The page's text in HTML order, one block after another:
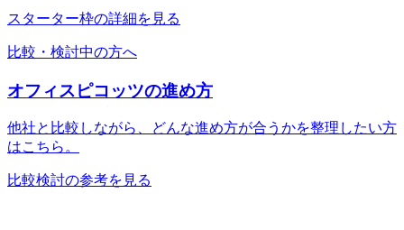
スターター枠の詳細を見る
比較・検討中の方へ
オフィスピコッツの進め方
他社と比較しながら、どんな進め方が合うかを整理したい方
はこちら。
比較検討の参考を見る